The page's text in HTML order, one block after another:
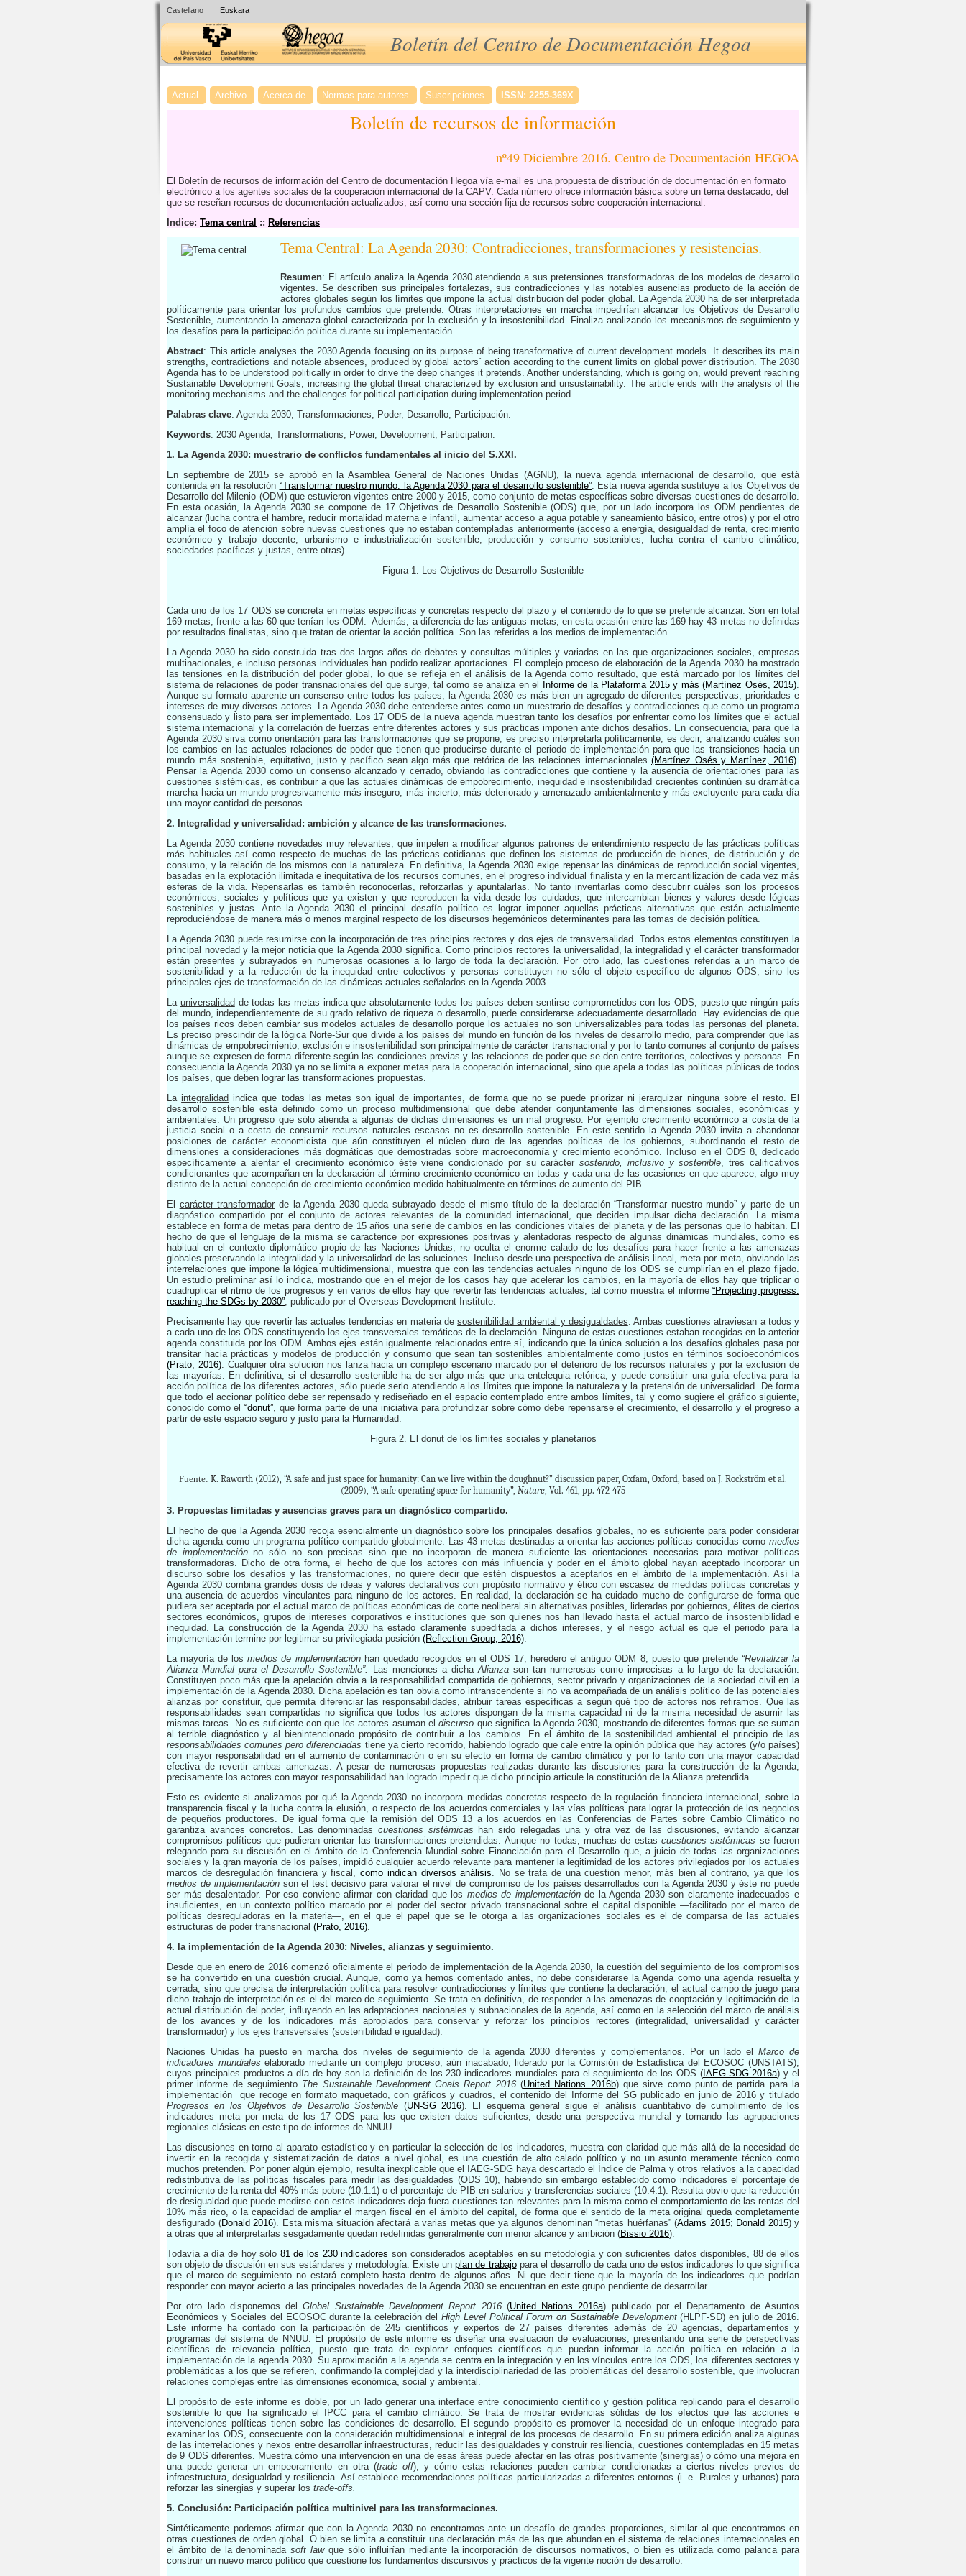
Castellano Euskara
Boletín del Centro de Documentación Hegoa
Actual Archivo Acerca de Normas para autores Suscripciones ISSN: 2255-369X
Boletín de recursos de información
nº49 Diciembre 2016. Centro de Documentación HEGOA
El Boletín de recursos de información del Centro de documentación Hegoa vía e-mail es una propuesta de distribución de documentación en formato
electrónico a los agentes sociales de la cooperación internacional de la CAPV. Cada número ofrece información básica sobre un tema destacado, del
que se reseñan recursos de documentación actualizados, así como una sección fija de recursos sobre cooperación internacional.
Indice: Tema central :: Referencias
Tema Central: La Agenda 2030: Contradicciones, transformaciones y resistencias.
Resumen: El artículo analiza la Agenda 2030 atendiendo a sus pretensiones transformadoras de los modelos de desarrollo
vigentes. Se describen sus principales fortalezas, sus contradicciones y las notables ausencias producto de la acción de
actores globales según los límites que impone la actual distribución del poder global. La Agenda 2030 ha de ser interpretada
políticamente para orientar los profundos cambios que pretende. Otras interpretaciones en marcha impedirían alcanzar los Objetivos de Desarrollo
Sostenible, aumentando la amenaza global caracterizada por la exclusión y la insostenibilidad. Finaliza analizando los mecanismos de seguimiento y
los desafíos para la participación política durante su implementación.
Abstract: This article analyses the 2030 Agenda focusing on its purpose of being transformative of current development models. It describes its main
strengths, contradictions and notable absences, produced by global actors´ action according to the current limits on global power distribution. The 2030
Agenda has to be understood politically in order to drive the deep changes it pretends. Another understanding, which is going on, would prevent reaching
Sustainable Development Goals, increasing the global threat characterized by exclusion and unsustainability. The article ends with the analysis of the
monitoring mechanisms and the challenges for political participation during implementation period.
Palabras clave: Agenda 2030, Transformaciones, Poder, Desarrollo, Participación.
Keywords: 2030 Agenda, Transformations, Power, Development, Participation.
1. La Agenda 2030: muestrario de conflictos fundamentales al inicio del S.XXI.
En septiembre de 2015 se aprobó en la Asamblea General de Naciones Unidas (AGNU), la nueva agenda internacional de desarrollo, que está
contenida en la resolución “Transformar nuestro mundo: la Agenda 2030 para el desarrollo sostenible”. Esta nueva agenda sustituye a los Objetivos de
Desarrollo del Milenio (ODM) que estuvieron vigentes entre 2000 y 2015, como conjunto de metas específicas sobre diversas cuestiones de desarrollo.
En esta ocasión, la Agenda 2030 se compone de 17 Objetivos de Desarrollo Sostenible (ODS) que, por un lado incorpora los ODM pendientes de
alcanzar (lucha contra el hambre, reducir mortalidad materna e infantil, aumentar acceso a agua potable y saneamiento básico, entre otros) y por el otro
amplía el foco de atención sobre nuevas cuestiones que no estaban contempladas anteriormente (acceso a energía, desigualdad de renta, crecimiento
económico y trabajo decente, urbanismo e industrialización sostenible, producción y consumo sostenibles, lucha contra el cambio climático,
sociedades pacíficas y justas, entre otras).
Figura 1. Los Objetivos de Desarrollo Sostenible
Cada uno de los 17 ODS se concreta en metas específicas y concretas respecto del plazo y el contenido de lo que se pretende alcanzar. Son en total
169 metas, frente a las 60 que tenían los ODM. Además, a diferencia de las antiguas metas, en esta ocasión entre las 169 hay 43 metas no definidas
por resultados finalistas, sino que tratan de orientar la acción política. Son las referidas a los medios de implementación.
La Agenda 2030 ha sido construida tras dos largos años de debates y consultas múltiples y variadas en las que organizaciones sociales, empresas
multinacionales, e incluso personas individuales han podido realizar aportaciones. El complejo proceso de elaboración de la Agenda 2030 ha mostrado
las tensiones en la distribución del poder global, lo que se refleja en el análisis de la Agenda como resultado, que está marcado por los límites del
sistema de relaciones de poder transnacionales del que surge, tal como se analiza en el
Informe de la Plataforma 2015 y más (Martínez Osés, 2015).
Aunque su formato aparente un consenso entre todos los países, la Agenda 2030 es más bien un agregado de diferentes perspectivas, prioridades e
intereses de muy diversos actores. La Agenda 2030 debe entenderse antes como un muestrario de desafíos y contradicciones que como un programa
consensuado y listo para ser implementado. Los 17 ODS de la nueva agenda muestran tanto los desafíos por enfrentar como los límites que el actual
sistema internacional y la correlación de fuerzas entre diferentes actores y sus prácticas imponen ante dichos desafíos. En consecuencia, para que la
Agenda 2030 sirva como orientación para las transformaciones que se propone, es preciso interpretarla políticamente, es decir, analizando cuáles son
los cambios en las actuales relaciones de poder que tienen que producirse durante el periodo de implementación para que las transiciones hacia un
mundo más sostenible, equitativo, justo y pacífico sean algo más que retórica de las relaciones internacionales (Martínez Osés y Martínez, 2016).
Pensar la Agenda 2030 como un consenso alcanzado y cerrado, obviando las contradicciones que contiene y la ausencia de orientaciones para las
cuestiones sistémicas, es contribuir a que las actuales dinámicas de empobrecimiento, inequidad e insostenibilidad crecientes continúen su dramática
marcha hacia un mundo progresivamente más inseguro, más incierto, más deteriorado y amenazado ambientalmente y más excluyente para cada día
una mayor cantidad de personas.
2. Integralidad y universalidad: ambición y alcance de las transformaciones.
La Agenda 2030 contiene novedades muy relevantes, que impelen a modificar algunos patrones de entendimiento respecto de las prácticas políticas
más habituales así como respecto de muchas de las prácticas cotidianas que definen los sistemas de producción de bienes, de distribución y de
consumo, y la relación de los mismos con la naturaleza. En definitiva, la Agenda 2030 exige repensar las dinámicas de reproducción social vigentes,
basadas en la explotación ilimitada e inequitativa de los recursos comunes, en el progreso individual finalista y en la mercantilización de cada vez más
esferas de la vida. Repensarlas es también reconocerlas, reforzarlas y apuntalarlas. No tanto inventarlas como descubrir cuáles son los procesos
económicos, sociales y políticos que ya existen y que reproducen la vida desde los cuidados, que intercambian bienes y valores desde lógicas
sostenibles y justas. Ante la Agenda 2030 el principal desafío político es lograr imponer aquellas prácticas alternativas que están actualmente
reproduciéndose de manera más o menos marginal respecto de los discursos hegemónicos determinantes para las tomas de decisión política.
La Agenda 2030 puede resumirse con la incorporación de tres principios rectores y dos ejes de transversalidad. Todos estos elementos constituyen la
principal novedad y la mejor noticia que la Agenda 2030 significa. Como principios rectores la universalidad, la integralidad y el carácter transformador
están presentes y subrayados en numerosas ocasiones a lo largo de toda la declaración. Por otro lado, las cuestiones referidas a un marco de
sostenibilidad y a la reducción de la inequidad entre colectivos y personas constituyen no sólo el objeto específico de algunos ODS, sino los
principales ejes de transformación de las dinámicas actuales señalados en la Agenda 2003.
La universalidad de todas las metas indica que absolutamente todos los países deben sentirse comprometidos con los ODS, puesto que ningún país
del mundo, independientemente de su grado relativo de riqueza o desarrollo, puede considerarse adecuadamente desarrollado. Hay evidencias de que
los países ricos deben cambiar sus modelos actuales de desarrollo porque los actuales no son universalizables para todas las personas del planeta.
Es preciso prescindir de la lógica Norte-Sur que divide a los países del mundo en función de los niveles de desarrollo medio, para comprender que las
dinámicas de empobrecimiento, exclusión e insostenibilidad son principalmente de carácter transnacional y por lo tanto comunes al conjunto de países
aunque se expresen de forma diferente según las condiciones previas y las relaciones de poder que se den entre territorios, colectivos y personas. En
consecuencia la Agenda 2030 ya no se limita a exponer metas para la cooperación internacional, sino que apela a todas las políticas públicas de todos
los países, que deben lograr las transformaciones propuestas.
Laintegralidad indica que todas las metas son igual de importantes, de forma que no se puede priorizar ni jerarquizar ninguna sobre el resto. El
desarrollo sostenible está definido como un proceso multidimensional que debe atender conjuntamente las dimensiones sociales, económicas y
ambientales. Un progreso que sólo atienda a algunas de dichas dimensiones es un mal progreso. Por ejemplo crecimiento económico a costa de la
justicia social o a costa de consumir recursos naturales escasos no es desarrollo sostenible. En este sentido la Agenda 2030 invita a abandonar
posiciones de carácter economicista que aún constituyen el núcleo duro de las agendas políticas de los gobiernos, subordinando el resto de
dimensiones a consideraciones más dogmáticas que demostradas sobre macroeconomía y crecimiento económico. Incluso en el ODS 8, dedicado
específicamente a alentar el crecimiento económico éste viene condicionado por su caráctersostenido, inclusivo y sostenible, tres calificativos
condicionantes que acompañan en la declaración al término crecimiento económico en todas y cada una de las ocasiones en que aparece, algo muy
distinto de la actual concepción de crecimiento económico medido habitualmente en términos de aumento del PIB.
El carácter transformador de la Agenda 2030 queda subrayado desde el mismo título de la declaración “Transformar nuestro mundo” y parte de un
diagnóstico compartido por el conjunto de actores relevantes de la comunidad internacional, que deciden impulsar dicha declaración. La misma
establece en forma de metas para dentro de 15 años una serie de cambios en las condiciones vitales del planeta y de las personas que lo habitan. El
hecho de que el lenguaje de la misma se caracterice por expresiones positivas y alentadoras respecto de algunas dinámicas mundiales, como es
habitual en el contexto diplomático propio de las Naciones Unidas, no oculta el enorme calado de los desafíos para hacer frente a las amenazas
globales preservando la integralidad y la universalidad de las soluciones. Incluso desde una perspectiva de análisis lineal, meta por meta, obviando las
interrelaciones que impone la lógica multidimensional, muestra que con las tendencias actuales ninguno de los ODS se cumplirían en el plazo fijado.
Un estudio preliminar así lo indica, mostrando que en el mejor de los casos hay que acelerar los cambios, en la mayoría de ellos hay que triplicar o
cuadruplicar el ritmo de los progresos y en varios de ellos hay que revertir las tendencias actuales, tal como muestra el informe“Projecting progress:
reaching the SDGs by 2030”, publicado por el Overseas Development Institute.
Precisamente hay que revertir las actuales tendencias en materia desostenibilidad ambiental y desigualdades. Ambas cuestiones atraviesan a todos y
a cada uno de los ODS constituyendo los ejes transversales temáticos de la declaración. Ninguna de estas cuestiones estaban recogidas en la anterior
agenda constituida por los ODM. Ambos ejes están igualmente relacionados entre sí, indicando que la única solución a los desafíos globales pasa por
transitar hacia prácticas y modelos de producción y consumo que sean tan sostenibles ambientalmente como justos en términos socioeconómicos
(Prato, 2016). Cualquier otra solución nos lanza hacia un complejo escenario marcado por el deterioro de los recursos naturales y por la exclusión de
las mayorías. En definitiva, si el desarrollo sostenible ha de ser algo más que una entelequia retórica, y puede constituir una guía efectiva para la
acción política de los diferentes actores, sólo puede serlo atendiendo a los límites que impone la naturaleza y la pretensión de universalidad. De forma
que todo el accionar político debe ser repensado y rediseñado en el espacio contemplado entre ambos límites, tal y como sugiere el gráfico siguiente,
conocido como el “donut”, que forma parte de una iniciativa para profundizar sobre cómo debe repensarse el crecimiento, el desarrollo y el progreso a
partir de este espacio seguro y justo para la Humanidad.
Figura 2. El donut de los límites sociales y planetarios
Fuente: K. Raworth (2012), “A safe and just space for humanity: Can we live within the doughnut?” discussion paper, Oxfam, Oxford, based on J. Rockström et al.
(2009), “A safe operating space for humanity”, Nature, Vol. 461, pp. 472-475
3. Propuestas limitadas y ausencias graves para un diagnóstico compartido.
El hecho de que la Agenda 2030 recoja esencialmente un diagnóstico sobre los principales desafíos globales, no es suficiente para poder considerar
dicha agenda como un programa político compartido globalmente. Las 43 metas destinadas a orientar las acciones políticas conocidas como medios
de implementaciónno sólo no son precisas sino que no incorporan de manera suficiente las orientaciones necesarias para motivar políticas
transformadoras. Dicho de otra forma, el hecho de que los actores con más influencia y poder en el ámbito global hayan aceptado incorporar un
discurso sobre los desafíos y las transformaciones, no quiere decir que estén dispuestos a aceptarlos en el ámbito de la implementación. Así la
Agenda 2030 combina grandes dosis de ideas y valores declarativos con propósito normativo y ético con escasez de medidas políticas concretas y
una ausencia de acuerdos vinculantes para ninguno de los actores. En realidad, la declaración se ha cuidado mucho de configurarse de forma que
pudiera ser aceptada por el actual marco de políticas económicas de corte neoliberal sin alternativas posibles, lideradas por gobiernos, élites de ciertos
sectores económicos, grupos de intereses corporativos e instituciones que son quienes nos han llevado hasta el actual marco de insostenibilidad e
inequidad. La construcción de la Agenda 2030 ha estado claramente supeditada a dichos intereses, y el riesgo actual es que el periodo para la
implementación termine por legitimar su privilegiada posición (Reflection Group, 2016).
La mayoría de losmedios de implementación han quedado recogidos en el ODS 17, heredero el antiguo ODM 8, puesto que pretende “Revitalizar la
Alianza Mundial para el Desarrollo Sostenible”.
Las menciones a dichaAlianzason tan numerosas como imprecisas a lo largo de la declaración.
Constituyen poco más que la apelación obvia a la responsabilidad compartida de gobiernos, sector privado y organizaciones de la sociedad civil en la
implementación de la Agenda 2030. Dicha apelación es tan obvia como intranscendente si no va acompañada de un análisis político de las potenciales
alianzas por constituir, que permita diferenciar las responsabilidades, atribuir tareas específicas a según qué tipo de actores nos refiramos. Que las
responsabilidades sean compartidas no significa que todos los actores dispongan de la misma capacidad ni de la misma necesidad de asumir las
mismas tareas. No es suficiente con que los actores asuman eldiscurso que significa la Agenda 2030, mostrando de diferentes formas que se suman
al terrible diagnóstico y al bienintencionado propósito de contribuir a los cambios. En el ámbito de la sostenibilidad ambiental el principio de las
responsabilidades comunes pero diferenciadas tiene ya cierto recorrido, habiendo logrado que cale entre la opinión pública que hay actores (y/o países)
con mayor responsabilidad en el aumento de contaminación o en su efecto en forma de cambio climático y por lo tanto con una mayor capacidad
efectiva de revertir ambas amenazas. A pesar de numerosas propuestas realizadas durante las discusiones para la construcción de la Agenda,
precisamente los actores con mayor responsabilidad han logrado impedir que dicho principio articule la constitución de la Alianza pretendida.
Esto es evidente si analizamos por qué la Agenda 2030 no incorpora medidas concretas respecto de la regulación financiera internacional, sobre la
transparencia fiscal y la lucha contra la elusión, o respecto de los acuerdos comerciales y las vías políticas para lograr la protección de los negocios
de pequeños productores. De igual forma que la remisión del ODS 13 a los acuerdos en las Conferencias de Partes sobre Cambio Climático no
garantiza avances concretos. Las denominadascuestiones sistémicas han sido relegadas una y otra vez de las discusiones, evitando alcanzar
compromisos políticos que pudieran orientar las transformaciones pretendidas. Aunque no todas, muchas de estas cuestiones sistémicas se fueron
relegando para su discusión en el ámbito de la Conferencia Mundial sobre Financiación para el Desarrollo que, a juicio de todas las organizaciones
sociales y la gran mayoría de los países, impidió cualquier acuerdo relevante para mantener la legitimidad de los actores privilegiados por los actuales
marcos de desregulación financiera y fiscal,como indican diversos análisis. No se trata de una cuestión menor, más bien al contrario, ya que los
medios de implementación son el test decisivo para valorar el nivel de compromiso de los países desarrollados con la Agenda 2030 y éste no puede
ser más desalentador. Por eso conviene afirmar con claridad que los medios de implementaciónde la Agenda 2030 son claramente inadecuados e
insuficientes, en un contexto político marcado por el poder del sector privado transnacional sobre el capital disponible —facilitado por el marco de
políticas desreguladoras en la materia—, en el que el papel que se le otorga a las organizaciones sociales es el de comparsa de las actuales
estructuras de poder transnacional (Prato, 2016).
4. la implementación de la Agenda 2030: Niveles, alianzas y seguimiento.
Desde que en enero de 2016 comenzó oficialmente el periodo de implementación de la Agenda 2030, la cuestión del seguimiento de los compromisos
se ha convertido en una cuestión crucial. Aunque, como ya hemos comentado antes, no debe considerarse la Agenda como una agenda resuelta y
cerrada, sino que precisa de interpretación política para resolver contradicciones y límites que contiene la declaración, el actual campo de juego para
dicho trabajo de interpretación es el del marco de seguimiento. Se trata en definitiva, de responder a las amenazas de cooptación y legitimación de la
actual distribución del poder, influyendo en las adaptaciones nacionales y subnacionales de la agenda, así como en la selección del marco de análisis
de los avances y de los indicadores más apropiados para conservar y reforzar los principios rectores (integralidad, universalidad y carácter
transformador) y los ejes transversales (sostenibilidad e igualdad).
Naciones Unidas ha puesto en marcha dos niveles de seguimiento de la agenda 2030 diferentes y complementarios. Por un lado elMarco de
indicadores mundialeselaborado mediante un complejo proceso, aún inacabado, liderado por la Comisión de Estadística del ECOSOC (UNSTATS),
cuyos principales productos a día de hoy son la definición de los 230 indicadores mundiales para el seguimiento de los ODS (IAEG-SDG 2016a) y el
primer informe de seguimiento The Sustainable Development Goals Report 2016(United Nations 2016b) que sirve como punto de partida para la
implementación que recoge en formato maquetado, con gráficos y cuadros, el contenido del Informe del SG publicado en junio de 2016 y titulado
Progresos en los Objetivos de Desarrollo Sostenible (UN-SG 2016). El esquema general sigue el análisis cuantitativo de cumplimiento de los
indicadores meta por meta de los 17 ODS para los que existen datos suficientes, desde una perspectiva mundial y tomando las agrupaciones
regionales clásicas en este tipo de informes de NNUU.
Las discusiones en torno al aparato estadístico y en particular la selección de los indicadores, muestra con claridad que más allá de la necesidad de
invertir en la recogida y sistematización de datos a nivel global, es una cuestión de alto calado político y no un asunto meramente técnico como
muchos pretenden. Por poner algún ejemplo, resulta inexplicable que el IAEG-SDG haya descartado el Índice de Palma y otros relativos a la capacidad
redistributiva de las políticas fiscales para medir las desigualdades (ODS 10), habiendo sin embargo establecido como indicadores el porcentaje de
crecimiento de la renta del 40% más pobre (10.1.1) o el porcentaje de PIB en salarios y transferencias sociales (10.4.1). Resulta obvio que la reducción
de desigualdad que puede medirse con estos indicadores deja fuera cuestiones tan relevantes para la misma como el comportamiento de las rentas del
10% más rico, o la capacidad de ampliar el margen fiscal en el ámbito del capital, de forma que el sentido de la meta original queda completamente
desfigurado (Donald 2016). Esta misma situación afectará a varias metas que ya algunos denominan “metas huérfanas” (Adams 2015; Donald 2015)y
a otras que al interpretarlas sesgadamente quedan redefinidas generalmente con menor alcance y ambición (Bissio 2016).
Todavía a día de hoy sólo 81 de los 230 indicadores son considerados aceptables en su metodología y con suficientes datos disponibles, 88 de ellos
son objeto de discusión en sus estándares y metodología. Existe unplan de trabajopara el desarrollo de cada uno de estos indicadores lo que significa
que el marco de seguimiento no estará completo hasta dentro de algunos años. Ni que decir tiene que la mayoría de los indicadores que podrían
responder con mayor acierto a las principales novedades de la Agenda 2030 se encuentran en este grupo pendiente de desarrollar.
Por otro lado disponemos delGlobal Sustainable Development Report 2016 (United Nations 2016a) publicado por el Departamento de Asuntos
Económicos y Sociales del ECOSOC durante la celebración delHigh Level Political Forum on Sustainable Development(HLPF-SD) en julio de 2016.
Este informe ha contado con la participación de 245 científicos y expertos de 27 países diferentes además de 20 agencias, departamentos y
programas del sistema de NNUU. El propósito de este informe es diseñar una evaluación de evaluaciones, presentando una serie de perspectivas
científicas de relevancia política, puesto que trata de explorar enfoques científicos que puedan informar la acción política en relación a la
implementación de la agenda 2030. Su aproximación a la agenda se centra en la integración y en los vínculos entre los ODS, los diferentes sectores y
problemáticas a los que se refieren, confirmando la complejidad y la interdisciplinariedad de las problemáticas del desarrollo sostenible, que involucran
relaciones complejas entre las dimensiones económica, social y ambiental.
El propósito de este informe es doble, por un lado generar una interface entre conocimiento científico y gestión política replicando para el desarrollo
sostenible lo que ha significado el IPCC para el cambio climático. Se trata de mostrar evidencias sólidas de los efectos que las acciones e
intervenciones políticas tienen sobre las condiciones de desarrollo. El segundo propósito es promover la necesidad de un enfoque integrado para
examinar los ODS, consecuente con la consideración multidimensional e integral de los procesos de desarrollo. En su primera edición analiza algunas
de las interrelaciones y nexos entre desarrollar infraestructuras, reducir las desigualdades y construir resiliencia, cuestiones contempladas en 15 metas
de 9 ODS diferentes. Muestra cómo una intervención en una de esas áreas puede afectar en las otras positivamente (sinergias) o cómo una mejora en
una puede generar un empeoramiento en otra (trade off), y cómo estas relaciones pueden cambiar condicionadas a ciertos niveles previos de
infraestructura, desigualdad y resiliencia. Así establece recomendaciones políticas particularizadas a diferentes entornos (i. e. Rurales y urbanos) para
reforzar las sinergias y superar los trade-offs.
5. Conclusión: Participación política multinivel para las transformaciones.
Sintéticamente podemos afirmar que con la Agenda 2030 no encontramos ante un desafío de grandes proporciones, similar al que encontramos en
otras cuestiones de orden global. O bien se limita a constituir una declaración más de las que abundan en el sistema de relaciones internacionales en
el ámbito de la denominadasoft lawque sólo influirían mediante la incorporación de discursos normativos, o bien es utilizada como palanca para
construir un nuevo marco político que cuestione los fundamentos discursivos y prácticos de la vigente noción de desarrollo.